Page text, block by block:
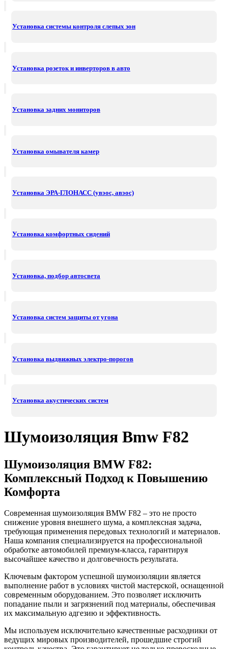
Установка системы контроля слепых зон
Установка розеток и инверторов в авто
Установка задних мониторов
Установка омывателя камер
Установка ЭРА-ГЛОНАСС (увэос, авэос)
Установка комфортных сидений
Установка, подбор автосвета
Установка систем защиты от угона
Установка выдвижных электро-порогов
Установка акустических систем
Шумоизоляция Bmw F82
Шумоизоляция BMW F82:
Комплексный Подход к Повышению
Комфорта
Современная шумоизоляция BMW F82 – это не просто
снижение уровня внешнего шума, а комплексная задача,
требующая применения передовых технологий и материалов.
Наша компания специализируется на профессиональной
обработке автомобилей премиум-класса, гарантируя
высочайшее качество и долговечность результата.
Ключевым фактором успешной шумоизоляции является
выполнение работ в условиях чистой мастерской, оснащенной
современным оборудованием. Это позволяет исключить
попадание пыли и загрязнений под материалы, обеспечивая
их максимальную адгезию и эффективность.
Мы используем исключительно качественные расходники от
ведущих мировых производителей, прошедшие строгий